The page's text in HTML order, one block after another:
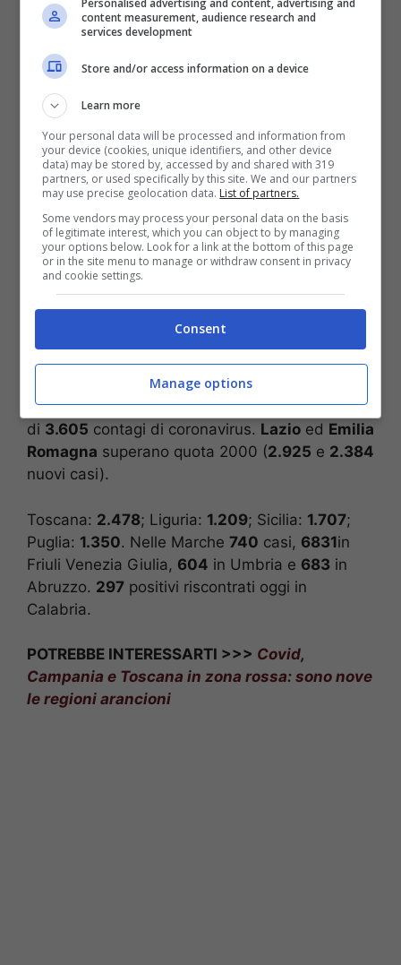
sono stati effettuati254.908 tamponi, il tasso
di positivitàscende dello -0,1%
16,0%
1.041
10.634 nuovi casi soltanto in Lombardia,
Piemontee4.079inCampania
seguire c’è ilVeneto, che registra un incremento
di 3.605 contagi di coronavirus. Lazio ed Emilia
Romagna superano quota 2000 (2.925 e 2.384
nuovi casi).
Toscana: 2.478; Liguria: 1.209; Sicilia: 1.707;
Puglia: 1.350. Nelle Marche 740 casi, 6831in
Friuli Venezia Giulia, 604 in Umbria e 683 in
Abruzzo. 297 positivi riscontrati oggi in
Calabria.
POTREBBE INTERESSARTI >>> Covid,
Campania e Toscana in zona rossa: sono nove
le regioni arancioni
Personalised advertising and content, advertising and
content measurement, audience research and
services development
Store and/or access information on a device
Learn more
Your personal data will be processed and information from
your device (cookies, unique identifiers, and other device
data) may be stored by, accessed by and shared with 319
partners, or used specifically by this site. We and our partners
may use precise geolocation data. List of partners.
Some vendors may process your personal data on the basis
of legitimate interest, which you can object to by managing
your options below. Look for a link at the bottom of this page
or in the site menu to manage or withdraw consent in privacy
and cookie settings.
Consent
Manage options